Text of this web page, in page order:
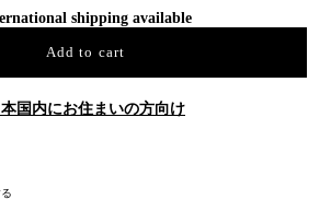
shipping available
Add to cart
本国内にお住まいの方向け